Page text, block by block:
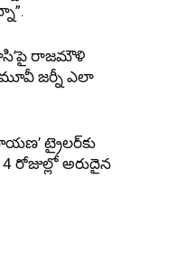
రాజమౌళి
మూవీ జర్నీ ఎలా
ట్రైలర్‌కు
రోజుల్లో అరుదైన